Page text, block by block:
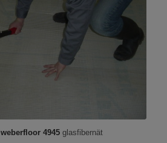
weberfloor 4945glasfibernät